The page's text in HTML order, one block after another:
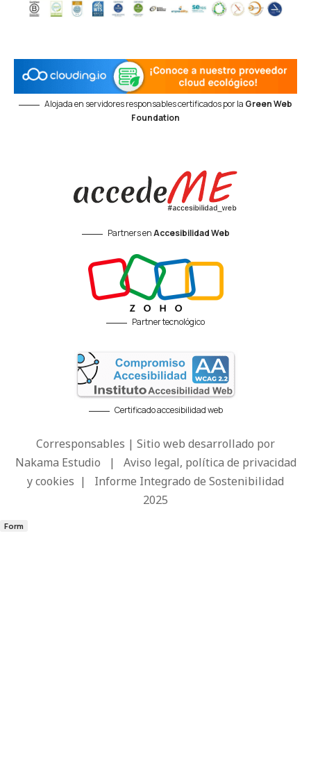
Alojada en servidores responsables certificados por la Green Web
Foundation
Partners enAccesibilidad Web
Partner tecnológico
Certificado accesibilidad web
Corresponsables | Sitio web desarrollado por
Nakama Estudio | Aviso legal, política de privacidad
y cookies | Informe Integrado de Sostenibilidad
2025
Form